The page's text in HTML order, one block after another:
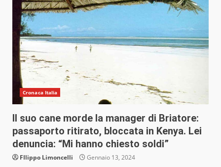
Cronaca Italia
Il suo cane morde la manager di Briatore:
passaporto ritirato, bloccata in Kenya. Lei
denuncia: “Mi hanno chiesto soldi”
FIlippo Limoncelli Gennaio 13, 2024